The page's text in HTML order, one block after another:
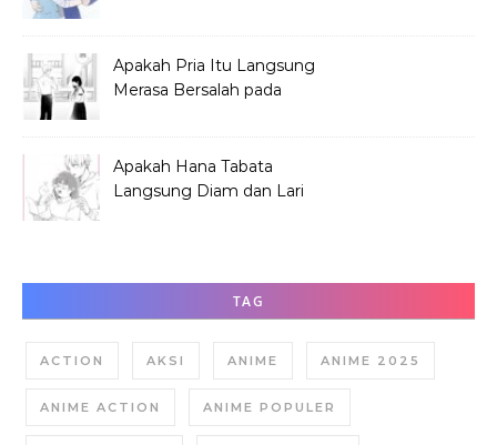
Apakah Pria Itu Langsung
Merasa Bersalah pada
Apakah Hana Tabata
Langsung Diam dan Lari
TAG
ACTION AKSI ANIME ANIME 2025
ANIME ACTION ANIME POPULER